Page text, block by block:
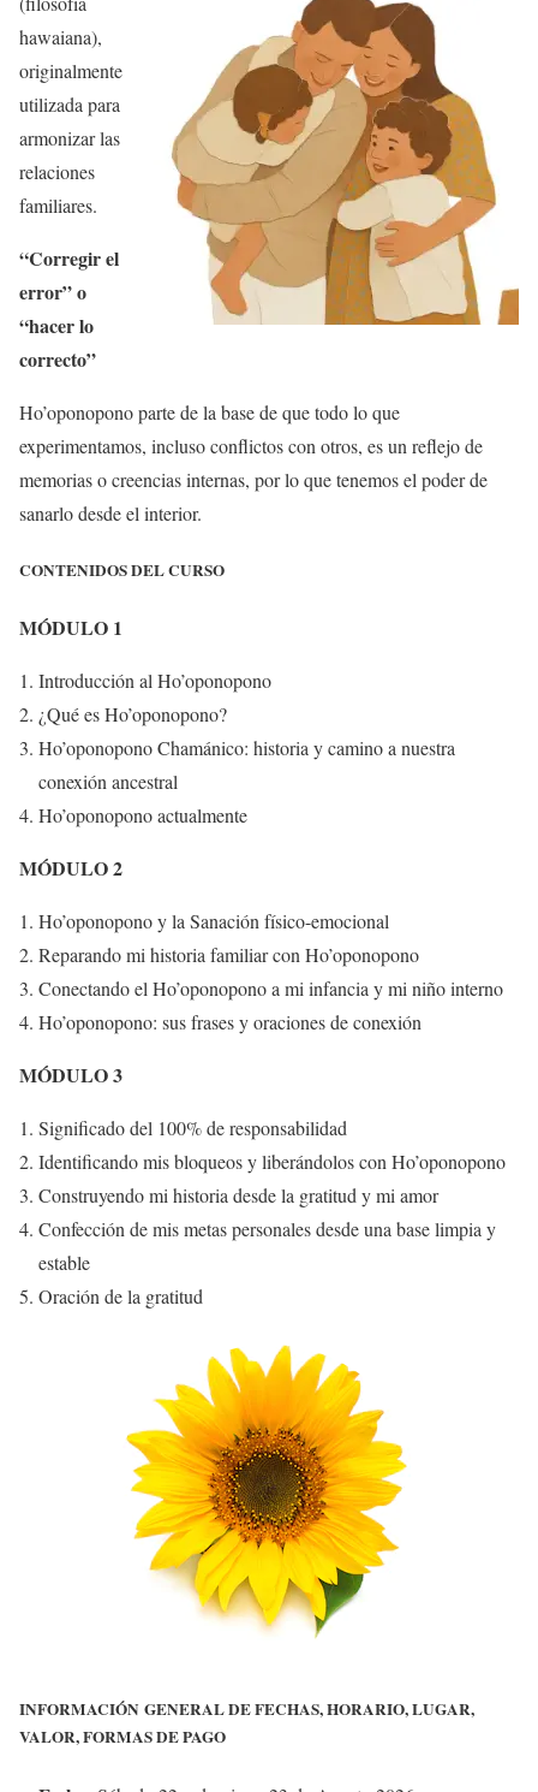
hawaiana),
originalmente
utilizada para
armonizar las
relaciones
familiares.
“Corregir el
error” o
“hacer lo
correcto”
Ho’oponopono parte de la base de que todo lo que
experimentamos, incluso conflictos con otros, es un reflejo de
memorias o creencias internas, por lo que tenemos el poder de
sanarlo desde el interior.
CONTENIDOS DEL CURSO
MÓDULO 1
Introducción al Ho’oponopono
¿Qué es Ho’oponopono?
Ho’oponopono Chamánico: historia y camino a nuestra
conexión ancestral
Ho’oponopono actualmente
MÓDULO 2
Ho’oponopono y la Sanación físico-emocional
Reparando mi historia familiar con Ho’oponopono
Conectando el Ho’oponopono a mi infancia y mi niño interno
Ho’oponopono: sus frases y oraciones de conexión
MÓDULO 3
Significado del 100% de responsabilidad
Identificando mis bloqueos y liberándolos con Ho’oponopono
Construyendo mi historia desde la gratitud y mi amor
Confección de mis metas personales desde una base limpia y
estable
Oración de la gratitud
INFORMACIÓN GENERAL DE FECHAS, HORARIO, LUGAR,
VALOR, FORMAS DE PAGO